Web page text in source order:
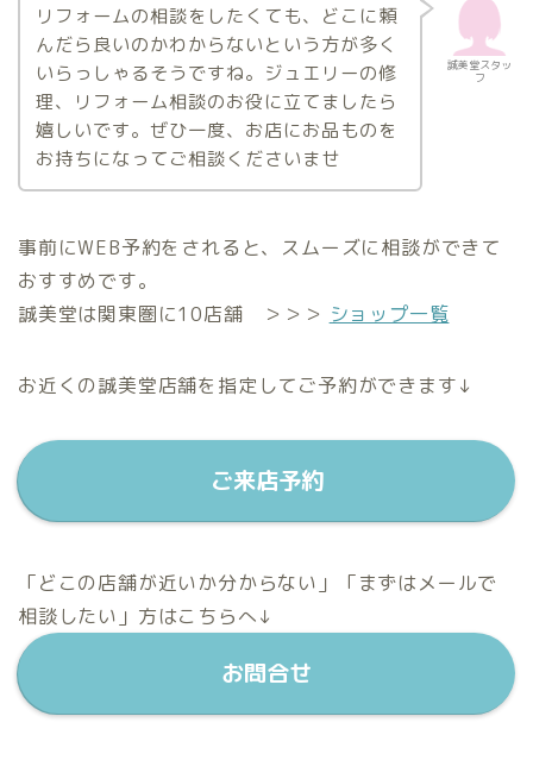
誠美堂スタッ
フ
リフォームの相談をしたくても、どこに頼
んだら良いのかわからないという方が多く
いらっしゃるそうですね。ジュエリーの修
理、リフォーム相談のお役に立てましたら
嬉しいです。ぜひ一度、お店にお品ものを
お持ちになってご相談くださいませ
事前にWEB予約をされると、スムーズに相談ができて
おすすめです。
誠美堂は関東圏に10店舗 ＞＞＞ ショップ一覧
お近くの誠美堂店舗を指定してご予約ができます↓
ご来店予約
「どこの店舗が近いか分からない」「まずはメールで
相談したい」方はこちらへ↓
お問合せ